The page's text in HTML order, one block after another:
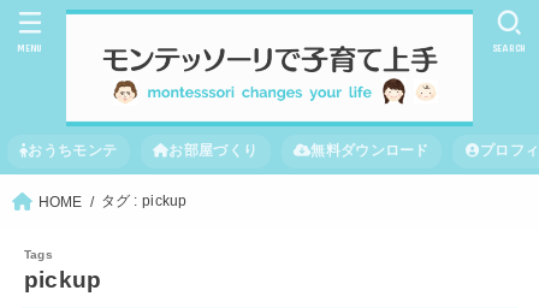
おうちモンテ お部屋づくり 無料ダウンロード プロフ
SEARCH
MENU
HOME タグ : pickup
pickup